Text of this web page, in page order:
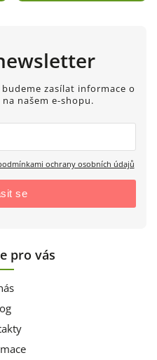
zasílat informace o
našem e-shopu.
ochrany osobních údajů
se
pro vás